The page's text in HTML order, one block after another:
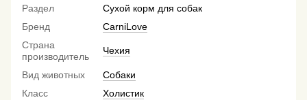
Раздел
Сухой корм для собак
Бренд
CarniLove
Страна
производитель
Чехия
Вид животных
Собаки
Класс
Холистик